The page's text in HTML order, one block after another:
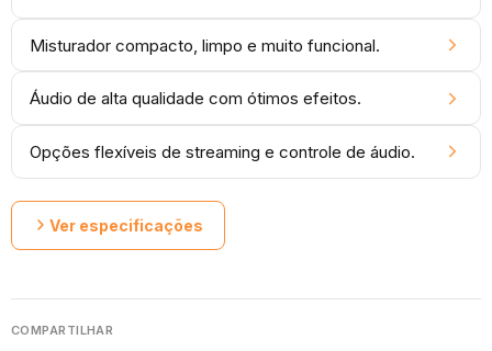
Misturador compacto, limpo e muito funcional.
Áudio de alta qualidade com ótimos efeitos.
Opções flexíveis de streaming e controle de áudio.
Ver especificações
COMPARTILHAR